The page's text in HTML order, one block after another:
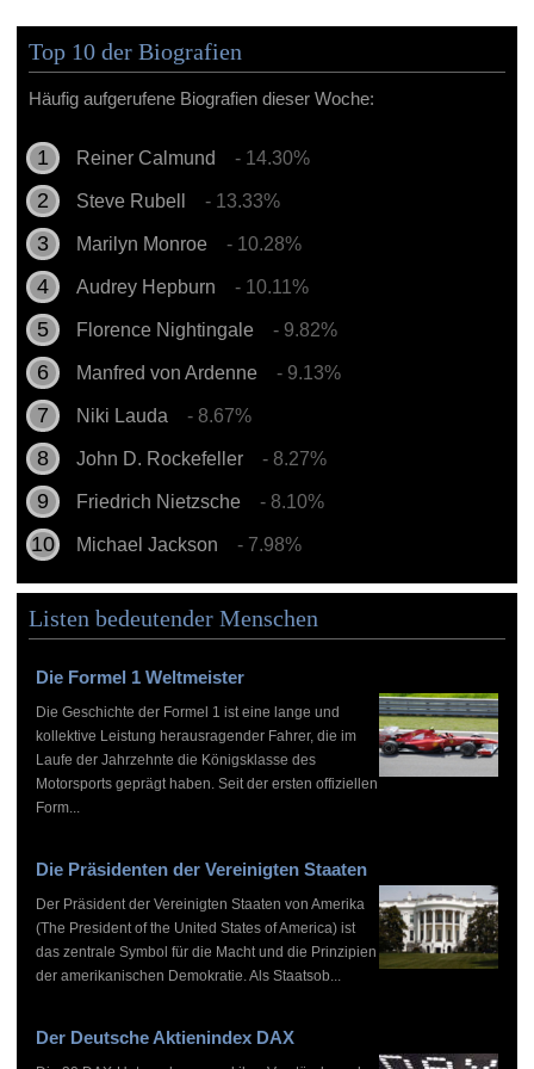
Top 10 der Biografien
Häufig aufgerufene Biografien dieser Woche:
Reiner Calmund - 14.30%
Steve Rubell - 13.33%
Marilyn Monroe - 10.28%
Audrey Hepburn - 10.11%
Florence Nightingale - 9.82%
Manfred von Ardenne - 9.13%
Niki Lauda - 8.67%
John D. Rockefeller - 8.27%
Friedrich Nietzsche - 8.10%
Michael Jackson - 7.98%
Listen bedeutender Menschen
Die Formel 1 Weltmeister
Die Geschichte der Formel 1 ist eine lange und
kollektive Leistung herausragender Fahrer, die im
Laufe der Jahrzehnte die Königsklasse des
Motorsports geprägt haben. Seit der ersten offiziellen
Form...
Die Präsidenten der Vereinigten Staaten
Der Präsident der Vereinigten Staaten von Amerika
(The President of the United States of America) ist
das zentrale Symbol für die Macht und die Prinzipien
der amerikanischen Demokratie. Als Staatsob...
Der Deutsche Aktienindex DAX